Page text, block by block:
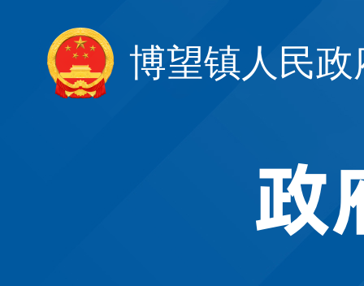
博望镇人民政